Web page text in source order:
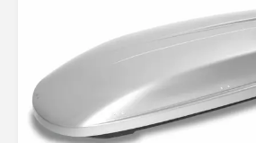
czesci.skoda@autoluzar.pl
Auto Śliwka